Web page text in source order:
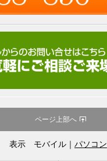
ページ上部へ
表示 モバイル｜ パソコン